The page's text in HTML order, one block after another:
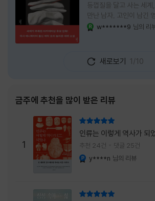
등껍질을 달고 사는 세
만난 남자, 고인이 남긴
식장에서 똥을 싼 개. 이
넘어가 있었다. 소설을
애니메이션 여러 편을 차
선명하게 그려졌고, 한
이 뒤따라왔다. 감출 수 없는 세계는 더 다정할
까 「등껍질」의 세계에서 사람들은 저마다 다른
등껍질을 달고 살아간다
사람을 표현하는 수단
w*******9 님의 리
새로보기 1/10
금주에 추천을 많이 받은 리뷰
1
인류는 이렇게 역사가 되었다 <인류는
역사가 되었나>
추천 24건 댓글 25건
y****n 님의 리뷰